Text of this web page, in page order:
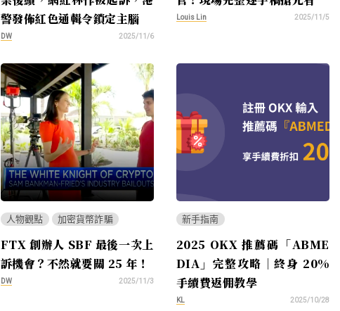
警發佈紅色通輯令鎖定主腦
DW 2025/11/6
Louis Lin 2025/11/5
人物觀點 加密貨幣詐騙
FTX 創辦人 SBF 最後一次上
訴機會？不然就要關 25 年！
DW 2025/11/3
新手指南
2025 OKX 推薦碼「ABME
DIA」完整攻略｜終身 20%
手續費返佣教學
KL 2025/10/28